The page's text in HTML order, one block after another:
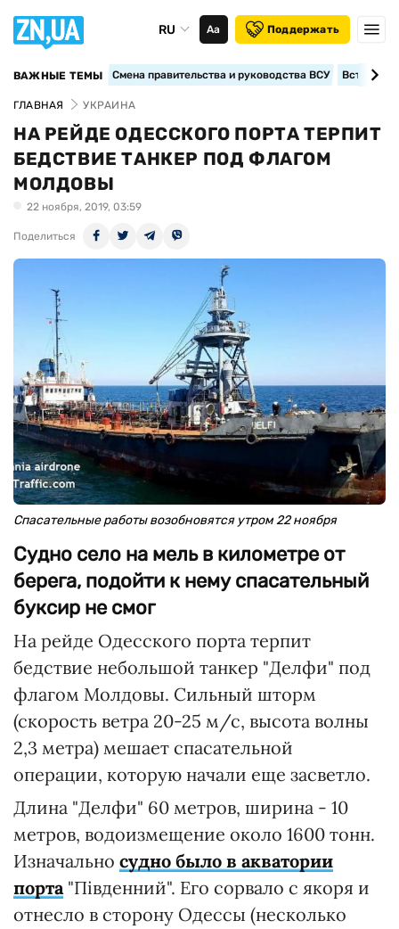
RU Аа Поддержать
ВАЖНЫЕ ТЕМЫ Смена правительства и руководства ВСУ
ГЛАВНАЯ УКРАИНА
НА РЕЙДЕ ОДЕССКОГО ПОРТА ТЕРПИТ
БЕДСТВИЕ ТАНКЕР ПОД ФЛАГОМ
МОЛДОВЫ
22 ноября, 2019, 03:59
Поделиться
Спасательные работы возобновятся утром 22 ноября
Судно село на мель в километре от
берега, подойти к нему спасательный
буксир не смог
На рейде Одесского порта терпит
бедствие небольшой танкер "Делфи" под
флагом Молдовы. Сильный шторм
(скорость ветра 20-25 м/с, высота волны
2,3 метра) мешает спасательной
операции, которую начали еще засветло.
Длина "Делфи" 60 метров, ширина - 10
метров, водоизмещение около 1600 тонн.
Изначально судно было в акватории
порта"Південний". Его сорвало с якоря и
отнесло в сторону Одессы (несколько